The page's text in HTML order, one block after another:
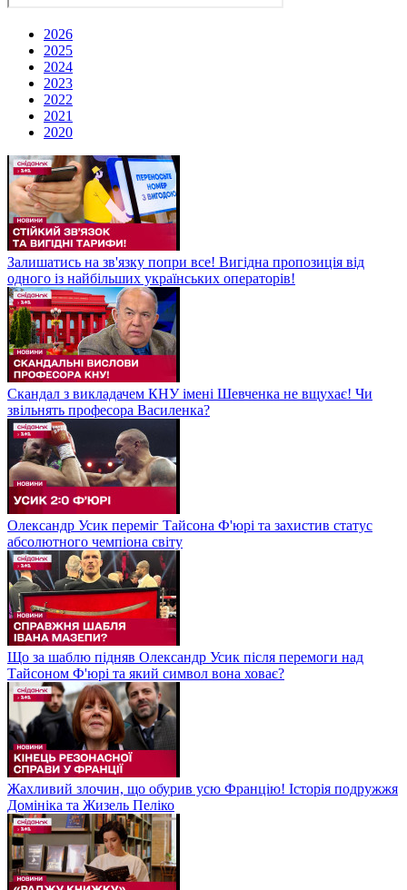
2026
2025
2024
2023
2022
2021
2020
Залишатись на зв'язку попри все! Вигідна пропозиція від
одного із найбільших українських операторів!
Скандал з викладачем КНУ імені Шевченка не вщухає! Чи
звільнять професора Василенка?
Олександр Усик переміг Тайсона Ф'юрі та захистив статус
абсолютного чемпіона світу
Що за шаблю підняв Олександр Усик після перемоги над
Тайсоном Ф'юрі та який символ вона ховає?
Жахливий злочин, що обурив усю Францію! Історія подружжя
Домініка та Жизель Пеліко